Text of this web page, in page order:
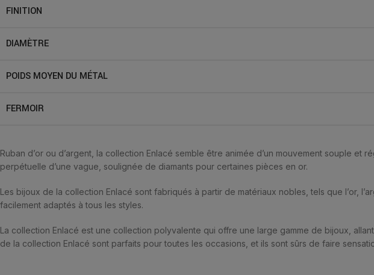
FINITION
DIAMÈTRE
POIDS MOYEN DU MÉTAL
FERMOIR
Ruban d’or ou d’argent, la collection Enlacé semble être animée d’un mouvement souple
perpétuelle d’une vague, soulignée de diamants pour certaines pièces en or.
Les bijoux de la collection Enlacé sont fabriqués à partir de matériaux nobles, tels que l’or,
facilement adaptés à tous les styles.
La collection Enlacé est une collection polyvalente qui offre une large gamme de bijoux,
de la collection Enlacé sont parfaits pour toutes les occasions, et ils sont sûrs de faire